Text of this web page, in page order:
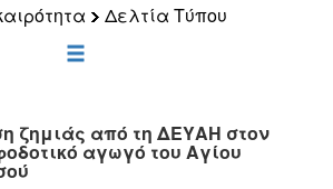
Δελτία Τύπου
ζημιάς από τη ΔΕΥΑΗ στον
αγωγό του Αγίου